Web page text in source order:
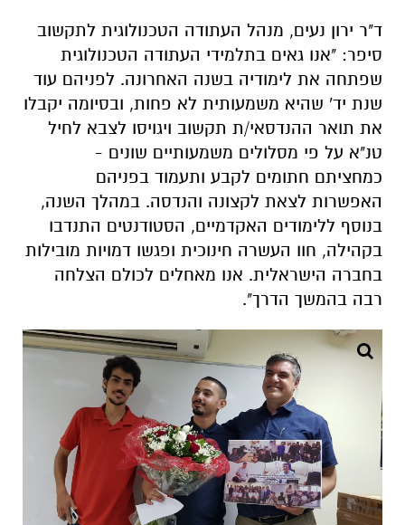
את תואר ההנדסאי/ת תקשוב ויגויסו לצבא לחיל
טנ"א על פי מסלולים משמעותיים שונים -
כמחציתם חתומים לקבע ותעמוד בפניהם
האפשרות לצאת לקצונה והנדסה. במהלך השנה,
בנוסף ללימודים האקדמיים, הסטודנטים התנדבו
בקהילה, חוו העשרה חינוכית ופגשו דמויות מובילות
בחברה הישראלית. אנו מאחלים לכולם הצלחה
רבה בהמשך הדרך".
טקס סיום שנה ראשונה | צילום: באדיבות העתודה
הטכנולוגית אמית